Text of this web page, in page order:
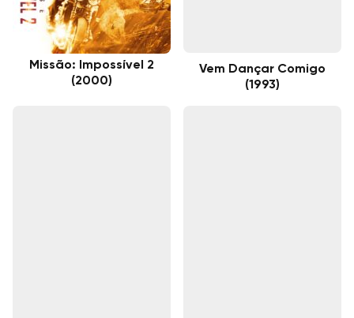
Missão: Impossível 2
(2000)
Vem Dançar Comigo
(1993)